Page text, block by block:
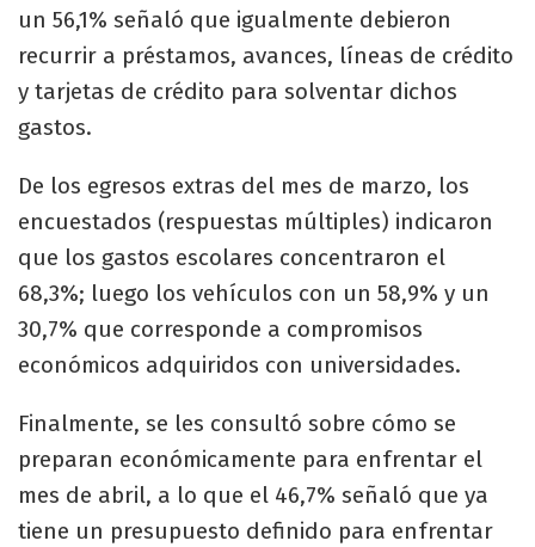
un 56,1% señaló que igualmente debieron
recurrir a préstamos, avances, líneas de crédito
y tarjetas de crédito para solventar dichos
gastos.
De los egresos extras del mes de marzo, los
encuestados (respuestas múltiples) indicaron
que los gastos escolares concentraron el
68,3%; luego los vehículos con un 58,9% y un
30,7% que corresponde a compromisos
económicos adquiridos con universidades.
Finalmente, se les consultó sobre cómo se
preparan económicamente para enfrentar el
mes de abril, a lo que el 46,7% señaló que ya
tiene un presupuesto definido para enfrentar